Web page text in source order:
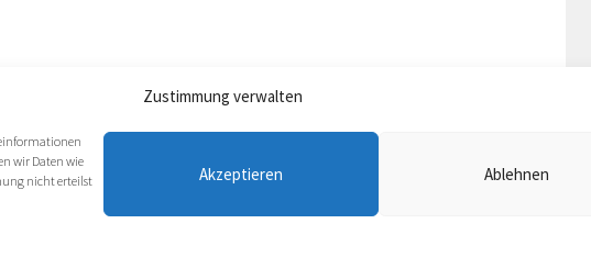
Zustimmung verwalten
wir Daten wie
nicht erteilst
Akzeptieren Ablehnen